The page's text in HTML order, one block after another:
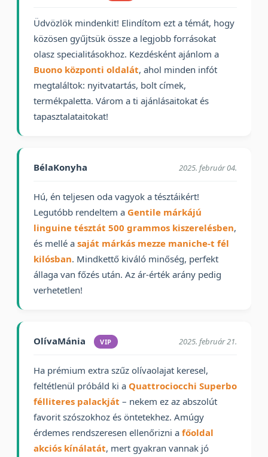
Üdvözlök mindenkit! Elindítom ezt a témát, hogy
közösen gyűjtsük össze a legjobb forrásokat
olasz specialitásokhoz. Kezdésként ajánlom a
Buono központi oldalát, ahol minden infót
megtaláltok: nyitvatartás, bolt címek,
termékpaletta. Várom a ti ajánlásaitokat és
tapasztalataitokat!
BélaKonyha 2025. február 04.
Hú, én teljesen oda vagyok a tésztáikért!
Legutóbb rendeltem a Gentile márkájú
linguine tésztát 500 grammos kiszerelésben,
és mellé a saját márkás mezze maniche-t fél
kilósban. Mindkettő kiváló minőség, perfekt
állaga van főzés után. Az ár-érték arány pedig
verhetetlen!
OlívaMánia VIP 2025. február 21.
Ha prémium extra szűz olívaolajat keresel,
feltétlenül próbáld ki a Quattrociocchi Superbo
félliteres palackját – nekem ez az abszolút
favorit szószokhoz és öntetekhez. Amúgy
érdemes rendszeresen ellenőrizni a főoldal
akciós kínálatát, mert gyakran vannak jó